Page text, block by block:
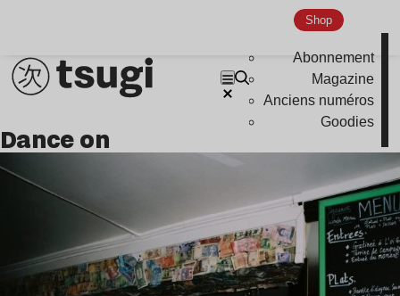
Shop
Abonnement
Magazine
Anciens numéros
Goodies
dance on